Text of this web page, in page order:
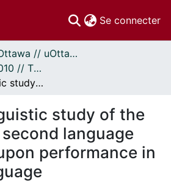
Se connecter
Thèses uOttawa // uOttawa Theses
Thèses, 1910 - 2010 // Theses, 1910 - 2010
A psycholinguistic study of the influence of second language acquisition upon performance in the first language
study of the
language
performance in